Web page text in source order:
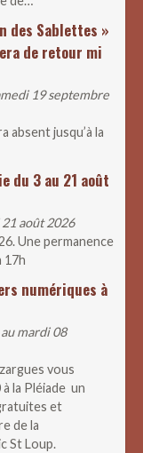
des Sablettes »
de retour mi
19 septembre
absent jusqu’à la
du 3 au 21 août
août 2026
Une permanence
17h
numériques à
mardi 08
vous
la Pléiade un
et
de la
St Loup.